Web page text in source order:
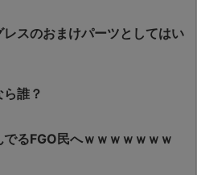
レスのおまけパーツとしてはい
ら誰？
でるFGO民へｗｗｗｗｗｗｗ